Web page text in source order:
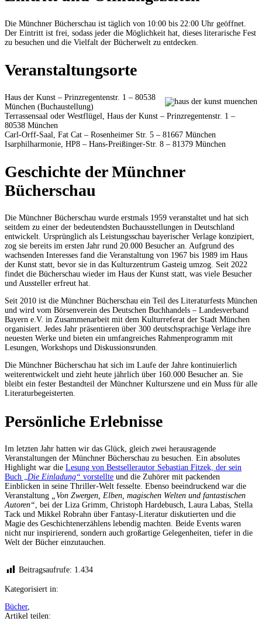
Die Münchner Bücherschau ist täglich von 10:00 bis 22:00 Uhr geöffnet.
Der Eintritt ist frei, sodass jeder die Möglichkeit hat, dieses literarische Fest
zu besuchen und die Vielfalt der Bücherwelt zu entdecken.
Veranstaltungsorte
Haus der Kunst – Prinzregentenstr. 1 – 80538
München (Buchaustellung)
Terrassensaal oder Westflügel, Haus der Kunst – Prinzregentenstr. 1 –
80538 München
Carl-Orff-Saal, Fat Cat – Rosenheimer Str. 5 – 81667 München
Isarphilharmonie, HP8 – Hans-Preißinger-Str. 8 – 81379 München
Geschichte der Münchner
Bücherschau
Die Münchner Bücherschau wurde erstmals 1959 veranstaltet und hat sich
seitdem zu einer der bedeutendsten Buchausstellungen in Deutschland
entwickelt. Ursprünglich als Leistungsschau bayerischer Verlage konzipiert,
zog sie bereits im ersten Jahr rund 20.000 Besucher an. Aufgrund des
wachsenden Interesses fand die Veranstaltung von 1967 bis 1989 im Haus
der Kunst statt, bevor sie in das Kulturzentrum Gasteig umzog. Seit 2022
findet die Bücherschau wieder im Haus der Kunst statt, was viele Besucher
und Aussteller erfreut hat.
Seit 2010 ist die Münchner Bücherschau ein Teil des Literaturfests München
und wird vom Börsenverein des Deutschen Buchhandels – Landesverband
Bayern e.V. in Zusammenarbeit mit dem Kulturreferat der Stadt München
organisiert. Jedes Jahr präsentieren über 300 deutschsprachige Verlage ihre
neuesten Werke und bieten ein umfangreiches Rahmenprogramm mit
Lesungen, Workshops und Diskussionsrunden.
Die Münchner Bücherschau hat sich im Laufe der Jahre kontinuierlich
weiterentwickelt und zieht heute jährlich über 160.000 Besucher an. Sie
bleibt ein fester Bestandteil der Münchner Kulturszene und ein Muss für alle
Literaturbegeisterten.
Persönliche Erlebnisse
Im letzten Jahr hatten wir das Glück, gleich zwei herausragende
Veranstaltungen der Münchner Bücherschau zu besuchen. Ein absolutes
Highlight war die Lesung von Bestsellerautor Sebastian Fitzek, der sein
Buch „ Die Einladung“ vorstellte und die Zuhörer mit packenden
Einblicken in seine Thriller-Welt fesselte. Ebenso beeindruckend war die
Veranstaltung
„Von Zwergen, Elben, magischen Welten und fantastischen
Autoren“ , bei der Liza Grimm, Christoph Hardebusch, Laura Labas, Stella
Tack und Mikkel Robrahn über Fantasy-Literatur diskutierten und die
Magie des Geschichtenerzählens lebendig machten. Beide Events waren
nicht nur inspirierend, sondern auch großartige Gelegenheiten, tiefer in die
Welt der Bücher einzutauchen.
Beitragsaufrufe: 1.434
Kategorisiert in:
Bücher,
Artikel teilen: